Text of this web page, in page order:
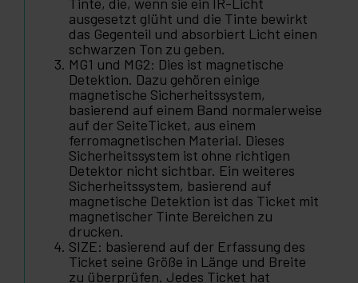
ausgesetzt glüht und die Tinte bewirkt
das Gegenteil und absorbiert Licht einen
schwarzen Ton zu geben.
MG1 und MG2: Dies ist magnetische
Detektion. Dazu gehören einige
magnetische Sicherheitssystem,
basierend auf einem Band normalerweise
auf der SeiteTicket, aus einem
ferromagnetischen Material. Dieses
Sicherheitssystem ist ohne richtigen
Detektor nicht sichtbar. Ein weiteres
Sicherheitssystem, basierend auf
magnetische Detektion ist das Ticket mit
magnetischer Tinte Bereichen zu
drucken.
SIZE: basierend auf der Erfassung des
Ticket seine Größe in Länge und Breite
zu überprüfen. Jedes Ticket hat